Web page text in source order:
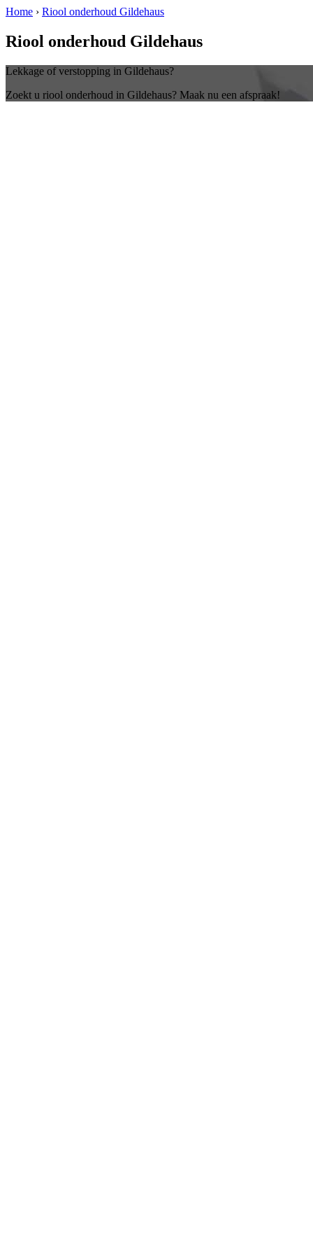
Home › Riool onderhoud Gildehaus
Riool onderhoud Gildehaus
Lekkage of verstopping in Gildehaus?
Zoekt u riool onderhoud in Gildehaus? Maak nu een afspraak!